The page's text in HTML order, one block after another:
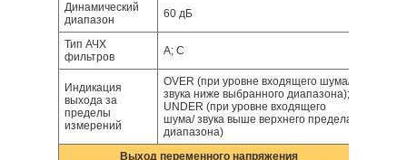
Динамический
диапазон
60 дБ
Тип АЧХ
фильтров
А; С
Индикация
выхода за
пределы
измерений
OVER (при уровне входящего шума/
звука ниже выбранного диапазона);
UNDER (при уровне входящего
шума/ звука выше верхнего предела
диапазона)
Выход переменного напряжения